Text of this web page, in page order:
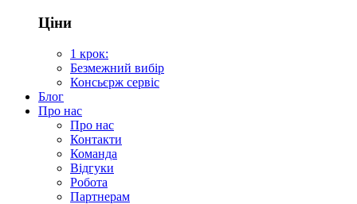
Ціни
1 крок:
Безмежний вибір
Консьєрж сервіс
Блог
Про нас
Про нас
Контакти
Команда
Відгуки
Робота
Партнерам